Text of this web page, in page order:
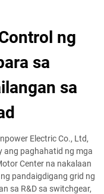
ng
sa
sa
Electric Co., Ltd,
ang paghahatid ng mga
Center na nakalaan
pandaigdigang grid ng
sa R&D sa switchgear,